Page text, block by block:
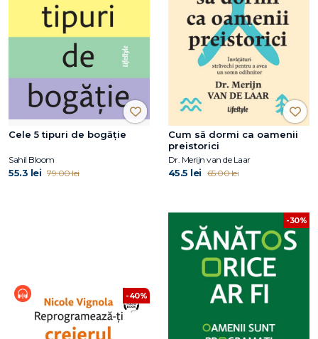
Cele 5 tipuri de bogăție
Sahil Bloom
55.3 lei 79.00 lei
Cum să dormi ca oamenii
preistorici
Dr. Merijn van de Laar
45.5 lei 65.00 lei
-40%
-30%